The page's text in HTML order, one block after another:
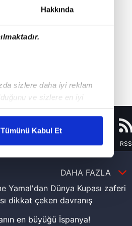
Hakkında
sizlere daha iyi reklam
ve sizlere en iyi
karşılamak
gösterilmeyecektir."
kullanılmaktadır. Bu
ve sizlere yönelik
Tümünü Kabul Et
Youtube RSS
DAHA FAZLA
Yamal'dan Dünya Kupası zaferi
dikkat çeken davranış
en büyüğü İspanya!